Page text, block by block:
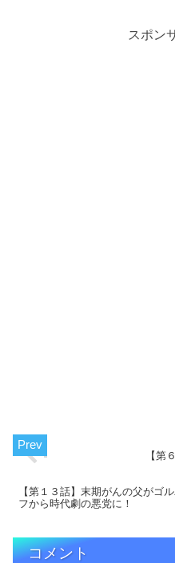
スポン
【第
【第１３話】末期がんの父がゴ
フから時代劇の悪党に！
コメント